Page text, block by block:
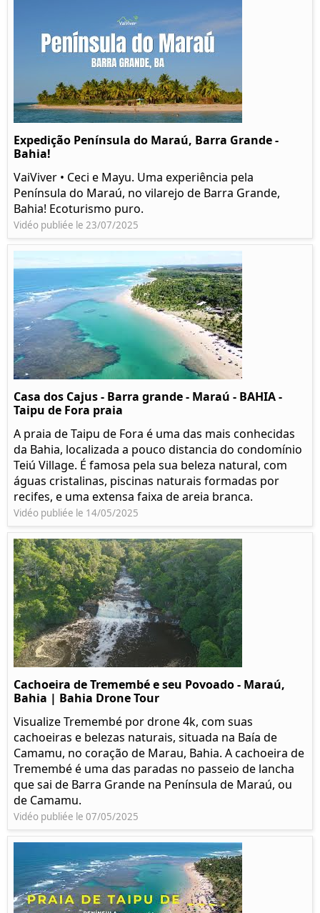
Expedição Península do Maraú, Barra Grande -
Bahia!
VaiViver • Ceci e Mayu. Uma experiência pela
Península do Maraú, no vilarejo de Barra Grande,
Bahia! Ecoturismo puro.
Vidéo publiée le 23/07/2025
Casa dos Cajus - Barra grande - Maraú - BAHIA -
Taipu de Fora praia
A praia de Taipu de Fora é uma das mais conhecidas
da Bahia, localizada a pouco distancia do condomínio
Teiú Village. É famosa pela sua beleza natural, com
águas cristalinas, piscinas naturais formadas por
recifes, e uma extensa faixa de areia branca.
Vidéo publiée le 14/05/2025
Cachoeira de Tremembé e seu Povoado - Maraú,
Bahia | Bahia Drone Tour
Visualize Tremembé por drone 4k, com suas
cachoeiras e belezas naturais, situada na Baía de
Camamu, no coração de Marau, Bahia. A cachoeira de
Tremembé é uma das paradas no passeio de lancha
que sai de Barra Grande na Península de Maraú, ou
de Camamu.
Vidéo publiée le 07/05/2025